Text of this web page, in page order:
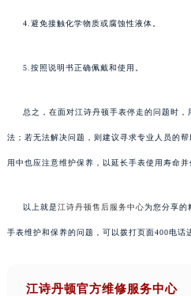
4.避免接触化学物质或腐蚀性液体。
5.按照说明书正确佩戴和使用。
总之，在面对江诗丹顿手表停走的问题时
法；若无法解决问题，则建议寻求专业人员的
用中也应注意维护保养，以延长手表使用寿命并
以上就是江诗丹顿售后服务中心为您分享的
手表维护和保养的问题，可以拨打页面400电话
江诗丹顿官方维修服务中心